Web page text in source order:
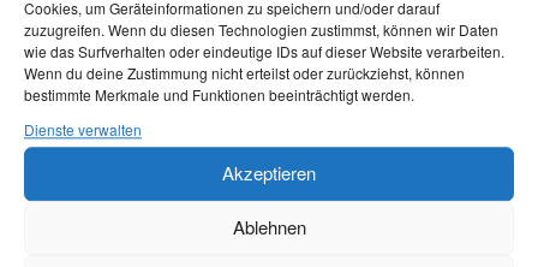
Cookies, um Geräteinformationen zu speichern und/oder darauf
zuzugreifen. Wenn du diesen Technologien zustimmst, können wir Daten
wie das Surfverhalten oder eindeutige IDs auf dieser Website verarbeiten.
Wenn du deine Zustimmung nicht erteilst oder zurückziehst, können
bestimmte Merkmale und Funktionen beeinträchtigt werden.
Dienste verwalten
Akzeptieren
Ablehnen
Primärer
Seitenleisten-
Moin